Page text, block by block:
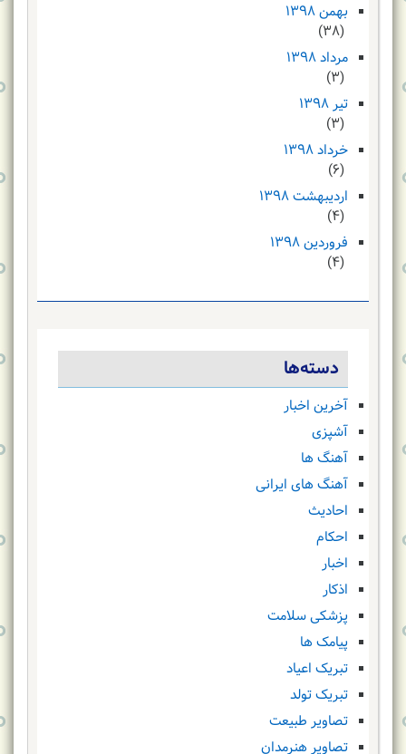
بهمن ۱۳۹۸
(۳۸)
مرداد ۱۳۹۸
(۳)
تیر ۱۳۹۸
(۳)
خرداد ۱۳۹۸
(۶)
اردیبهشت ۱۳۹۸
(۴)
فروردین ۱۳۹۸
(۴)
دسته‌ها
آخرین اخبار
آشپزی
آهنگ ها
آهنگ های ایرانی
احادیث
احکام
اخبار
اذکار
پزشکی سلامت
پیامک ها
تبریک اعیاد
تبریک تولد
تصاویر طبیعت
تصاویر هنرمدان